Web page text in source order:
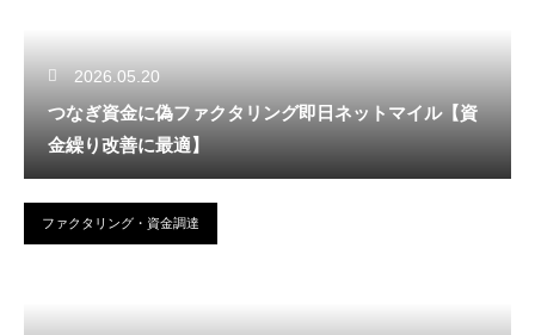
2026.05.20
つなぎ資金に偽ファクタリング即日ネットマイル【資
金繰り改善に最適】
ファクタリング・資金調達